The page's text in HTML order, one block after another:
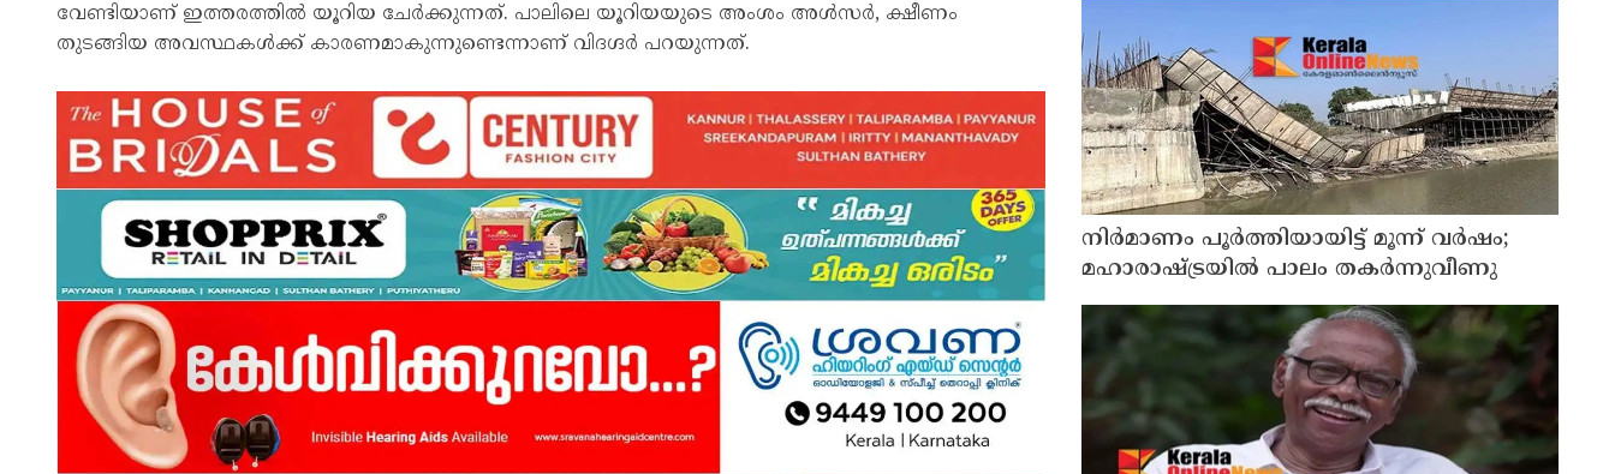
വേണ്ടിയാണ് ഇത്തരത്തിൽ യൂറിയ ചേർക്കുന്നത്. പാലിലെ യൂറിയയുടെ അംശം അൾസർ, ക്ഷീണം
തുടങ്ങിയ അവസ്ഥകൾക്ക് കാരണമാകുന്നുണ്ടെന്നാണ് വിദ​ഗ്ദ‍ർ പറയുന്നത്.
നിർമാണം പൂർത്തിയായിട്ട് മൂന്ന് വർഷം;
മഹാരാഷ്ട്രയിൽ പാലം തകർന്നുവീണു